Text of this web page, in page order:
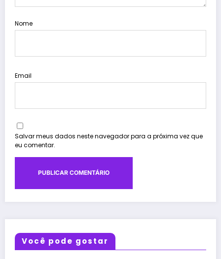
Nome
Email
Salvar meus dados neste navegador para a próxima vez que
eu comentar.
Você pode gostar